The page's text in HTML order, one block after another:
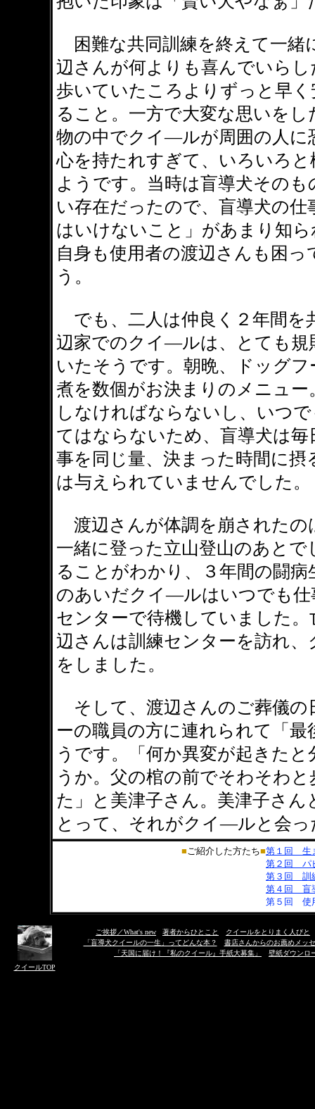
困難な共同訓練を終えて一緒
辺さんが何よりも喜んでいら
歩いていたころよりずっと早
ること。一方で大変な思いを
物の中でクイ―ルが周囲の人に
心を持たれすぎて、いろいろ
ようです。当時は盲導犬その
い存在だったので、盲導犬の
はいけないこと」があまり知
自身も使用者の渡辺さんも困
う。
でも、二人は仲良く２年間を
辺家でのクイ―ルは、とても規
いたそうです。朝晩、ドッグ
煮を数個がお決まりのメニュ
しなければならないし、いつ
てはならないため、盲導犬は
事を同じ量、決まった時間に
は与えられていませんでした。
渡辺さんが体調を崩された
一緒に登った立山登山のあと
ることがわかり、３年間の闘
のあいだクイ―ルはいつでも仕
センターで待機していました
辺さんは訓練センターを訪れ
をしました。
そして、渡辺さんのご葬儀
ーの職員の方に連れられて「
うです。「何か異変が起きた
うか。父の棺の前でそわそわ
た」と美津子さん。美津子さ
とって、それがクイ―ルと会っ
■ご紹介した方たち■第１回 生
第２回 パ
第３回 訓
第４回 盲
第５回 使
ご挨拶／What's new 著者からひとこと クイールをとりまく人びと
「盲導犬クイールの一生」ってどんな本？
書店さんからのお薦めメッ
「天国に届け！『私のクイール』手紙大募集」
壁紙ダウンロ
クイールTOP